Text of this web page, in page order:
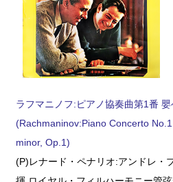
ラフマニノフ:ピアノ協奏曲第1番
(Rachmaninov:Piano Concerto
minor, Op.1)
(P)レナード・ペナリオ:アンドレ・